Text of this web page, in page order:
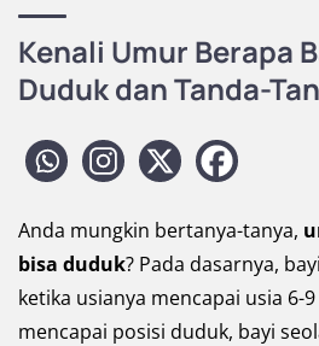
Kenali Umur Berapa
Duduk dan Tanda-
Anda mungkin bertanya-tanya,
bisa duduk? Pada dasarnya,
ketika usianya mencapai usia 6-
mencapai posisi duduk, bayi